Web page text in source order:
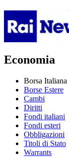
Economia
Borsa Italiana
Borse Estere
Cambi
Diritti
Fondi italiani
Fondi esteri
Obbligazioni
Titoli di Stato
Warrants